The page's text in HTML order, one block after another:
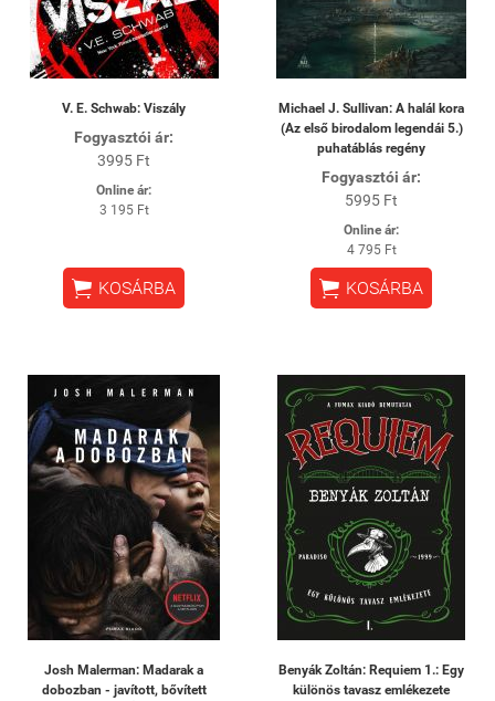
V. E. Schwab: Viszály
Fogyasztói ár:
3995 Ft
Online ár:
3 195 Ft
 KOSÁRBA
Michael J. Sullivan: A halál kora
(Az első birodalom legendái 5.)
puhatáblás regény
Fogyasztói ár:
5995 Ft
Online ár:
4 795 Ft
 KOSÁRBA
Josh Malerman: Madarak a
dobozban - javított, bővített
Benyák Zoltán: Requiem 1.: Egy
különös tavasz emlékezete